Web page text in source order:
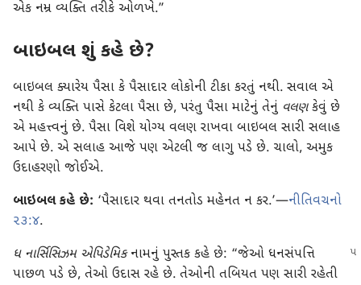
એક નમ્ર વ્યક્તિ તરીકે ઓળખે.”
બાઇબલ શું કહે છે?
બાઇબલ ક્યારેય પૈસા કે પૈસાદાર લોકોની ટીકા કરતું નથી. સવાલ એ
નથી કે વ્યક્તિ પાસે કેટલા પૈસા છે, પરંતુ પૈસા માટેનું તેનું વલણકેવું છે
એ મહત્ત્વનું છે. પૈસા વિશે યોગ્ય વલણ રાખવા બાઇબલ સારી સલાહ
આપે છે. એ સલાહ આજે પણ એટલી જ લાગુ પડે છે. ચાલો, અમુક
ઉદાહરણો જોઈએ.
બાઇબલ કહે છે: ‘પૈસાદાર થવા તનતોડ મહેનત ન કર.’—નીતિવચનો
૨૩:૪.
ધ નાર્સિસિઝમ એપિડેમિકનામનું પુસ્તક કહે છે: “જેઓ ધનસંપત્તિ
પાછળ પડે છે, તેઓ ઉદાસ રહે છે. તેઓની તબિયત પણ સારી રહેતી